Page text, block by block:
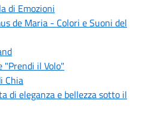
di Emozioni
de Maria - Colori e Suoni del
"Prendi il Volo"
Chia
di eleganza e bellezza sotto il